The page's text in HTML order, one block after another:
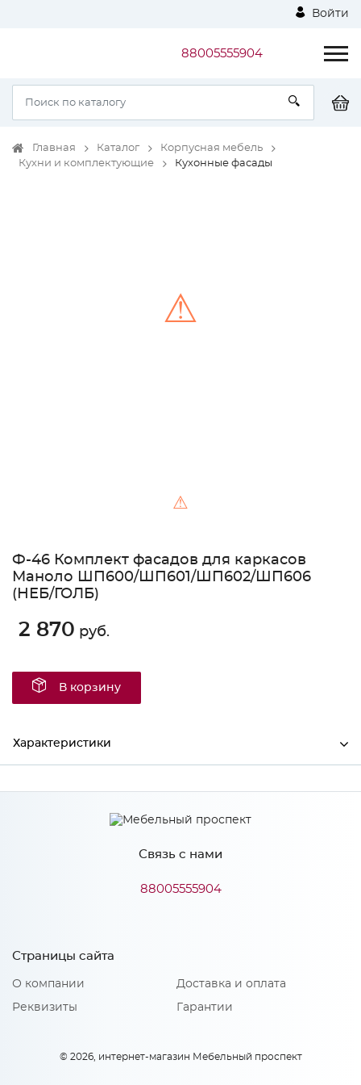
Войти
88005555904
Главная Каталог
Корпусная мебель
Кухни и комплектующие
Кухонные фасады
⚠
⚠
Ф-46 Комплект фасадов для каркасов
Маноло ШП600/ШП601/ШП602/ШП606
(НЕБ/ГОЛБ)
2 870 руб.
В корзину
Характеристики
Ширина 597
712
16
Сурская мебель
Материал
Количество упаковок: 1
Связь с нами
88005555904
Страницы сайта
О компании
Реквизиты
Доставка и оплата
Гарантии
© 2026, интернет-магазин Мебельный проспект